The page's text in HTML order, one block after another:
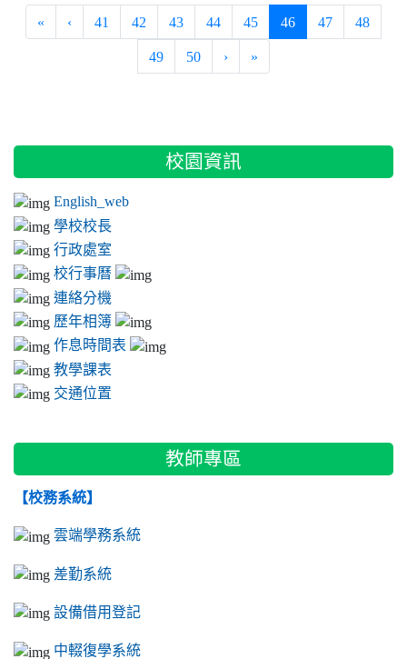
« ‹ 41 42 43 44 45 46(current)
47 48
49 50 › »
::: 校園資訊
English_web
學校校長
行政處室
校行事曆
連絡分機
歷年相簿
作息時間表
教學課表
交通位置
教師專區
【校務系統】
雲端學務系統
差勤系統
設備借用登記
中輟復學系統